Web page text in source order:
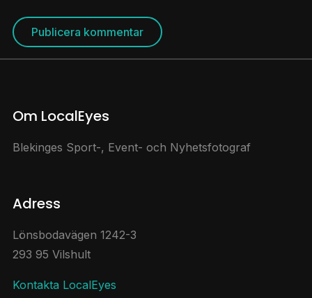
Om LocalEyes
Blekinges Sport-, Event- och Nyhetsfotograf
Adress
Lönsbodavägen 1242-3
293 95 Vilshult
Kontakta LocalEyes